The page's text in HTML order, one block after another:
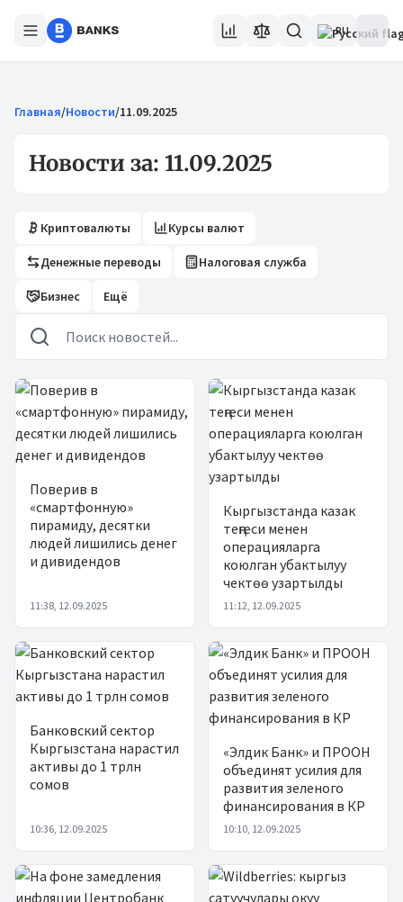
RU
Главная/Новости/11.09.2025
Новости за: 11.09.2025
Криптовалюты Курсы валют
Денежные переводы Налоговая служба
Бизнес Ещё
Новости
Поверив в
«смартфонную»
пирамиду, десятки
людей лишились денег
и дивидендов
11:38, 12.09.2025
Кыргызстанда казак
теңгеси менен
операцияларга
коюлган убактылуу
чектөө узартылды
11:12, 12.09.2025
Банковский сектор
Кыргызстана нарастил
активы до 1 трлн
сомов
10:36, 12.09.2025
«Элдик Банк» и ПРООН
объединят усилия для
развития зеленого
финансирования в КР
10:10, 12.09.2025